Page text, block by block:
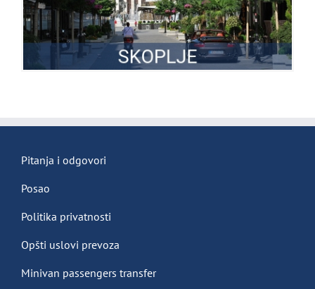
Pitanja i odgovori
Posao
Politika privatnosti
Opšti uslovi prevoza
Minivan passengers transfer